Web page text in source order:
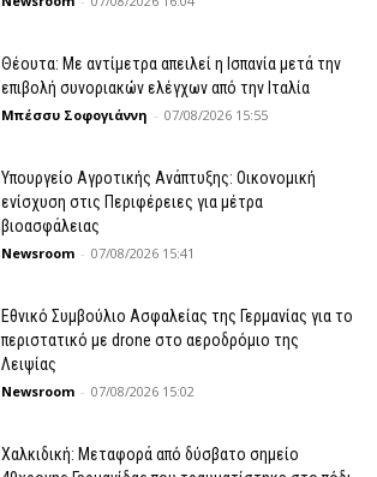
Θέουτα: Με αντίμετρα απειλεί η Ισπανία μετά την
επιβολή συνοριακών ελέγχων από την Ιταλία
Μπέσσυ Σοφογιάννη - 07/08/2026 15:55
Υπουργείο Αγροτικής Ανάπτυξης: Οικονομική
ενίσχυση στις Περιφέρειες για μέτρα
βιοασφάλειας
Newsroom - 07/08/2026 15:41
Εθνικό Συμβούλιο Ασφαλείας της Γερμανίας για το
περιστατικό με drone στο αεροδρόμιο της
Λειψίας
Newsroom - 07/08/2026 15:02
Χαλκιδική: Μεταφορά από δύσβατο σημείο